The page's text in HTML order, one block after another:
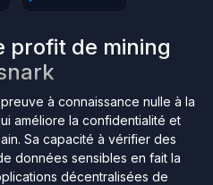
profit de mining
à connaissance nulle à la
améliore la confidentialité et
Sa capacité à vérifier des
données sensibles en fait la
décentralisées de